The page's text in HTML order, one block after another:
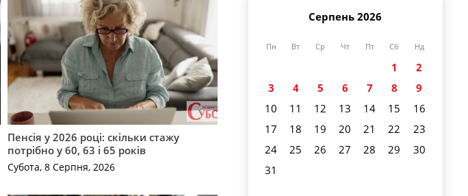
Пенсія у 2026 році: скільки стажу
потрібно у 60, 63 і 65 років
Субота, 8 Серпня, 2026
Серпень 2026
Пн Вт Ср Чт Пт Сб Нд
1
2
3
4 5 6 7 8
9
10
11 12 13 14 15
16
17
18 19 20 21 22
23
24
25 26 27 28 29
30
31